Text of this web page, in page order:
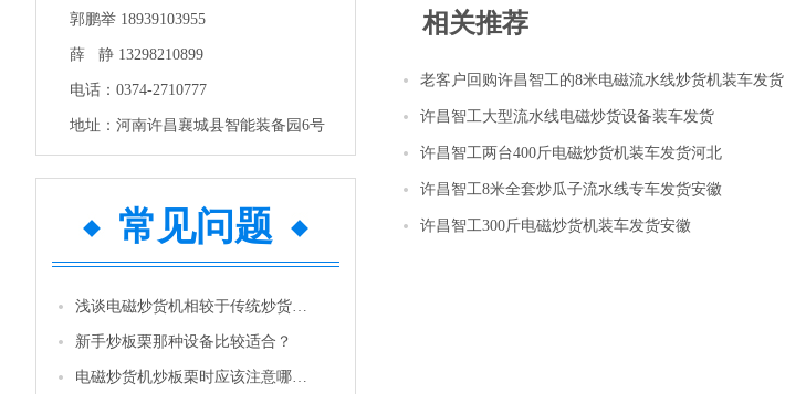
郭鹏举 18939103955
薛 静 13298210899
电话：0374-2710777
地址：河南许昌襄城县智能装备园6号
常见问题
浅谈电磁炒货机相较于传统炒货机的优势
新手炒板栗那种设备比较适合？
电磁炒货机炒板栗时应该注意哪些问题
相关推荐
老客户回购许昌智工的8米电磁流水线炒货机装车发货
许昌智工大型流水线电磁炒货设备装车发货
许昌智工两台400斤电磁炒货机装车发货河北
许昌智工8米全套炒瓜子流水线专车发货安徽
许昌智工300斤电磁炒货机装车发货安徽